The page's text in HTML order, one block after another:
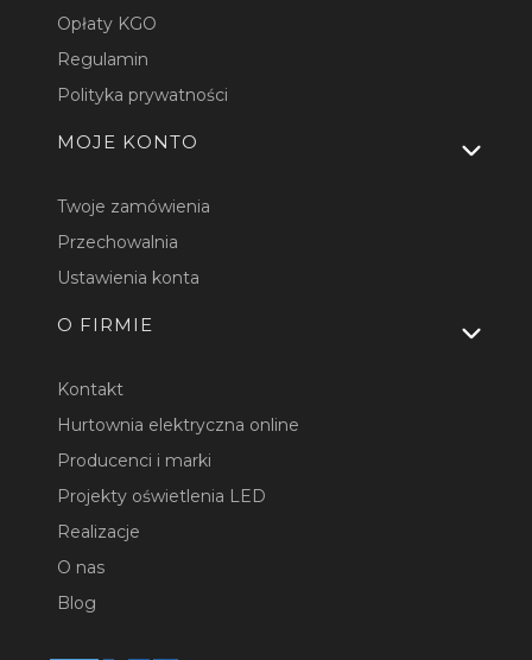
Opłaty KGO
Regulamin
Polityka prywatności
MOJE KONTO
Twoje zamówienia
Przechowalnia
Ustawienia konta
O FIRMIE
Kontakt
Hurtownia elektryczna online
Producenci i marki
Projekty oświetlenia LED
Realizacje
O nas
Blog